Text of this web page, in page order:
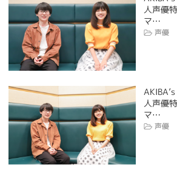
人声優
マ…
声優
人声優
マ…
声優